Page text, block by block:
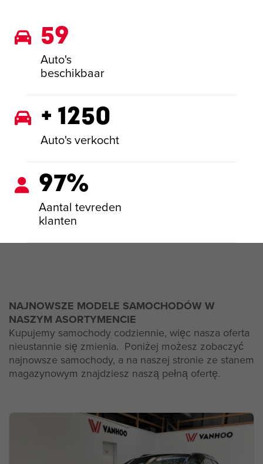
59
Auto's
beschikbaar
+ 1250
Auto's verkocht
97%
Aantal tevreden
klanten
NAJNOWSZE MODELE SAMOCHODÓW W
NASZYM ASORTYMENCIE
Kupujemy samochody codziennie, więc nasza oferta
nieustannie się zmienia. Poniżej możesz zobaczyć
najnowsze samochody, a na naszej stronie ze stanem
magazynowym znajdziesz naszą pełną ofertę.